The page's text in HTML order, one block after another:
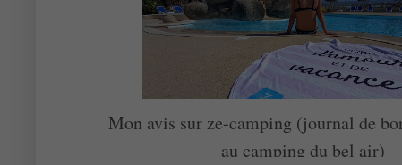
Mon avis sur ze-camping (journal de
au camping du bel air)